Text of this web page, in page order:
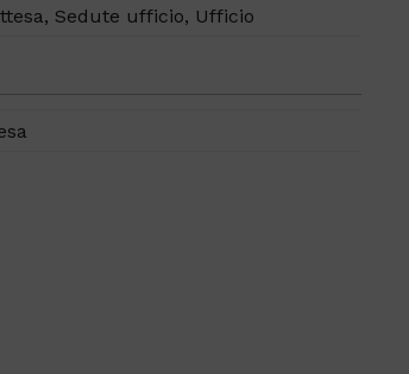
, Sedute ufficio, Ufficio